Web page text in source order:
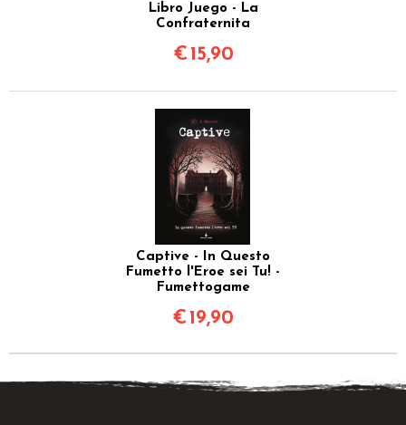
Libro Juego - La
Confraternita
€ 15,90
Captive - In Questo
Fumetto l'Eroe sei Tu! -
Fumettogame
€ 19,90